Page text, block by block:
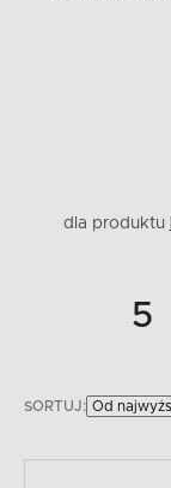
dla produktu
5
SORTUJ: